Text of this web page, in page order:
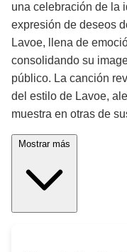
una celebración de la
expresión de deseos
Lavoe, llena de
consolidando su
público. La canción
del estilo de Lavoe,
muestra en otras de